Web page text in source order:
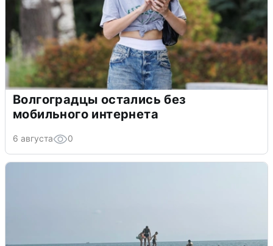
Волгоградцы остались без
мобильного интернета
6 августа 0